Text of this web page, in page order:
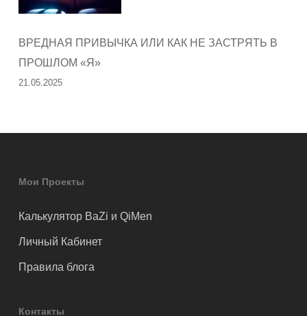
ВРЕДНАЯ ПРИВЫЧКА ИЛИ КАК НЕ ЗАСТРЯТЬ В
ПРОШЛОМ «Я»
21.05.2025
Мои Проекты
Калькулятор BaZi и QiMen
Личный Кабинет
Правила блога
Контакты